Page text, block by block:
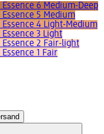
6 Medium-Deep
5 Medium
4 Light-Medium
3 Light
2 Fair-light
1 Fair